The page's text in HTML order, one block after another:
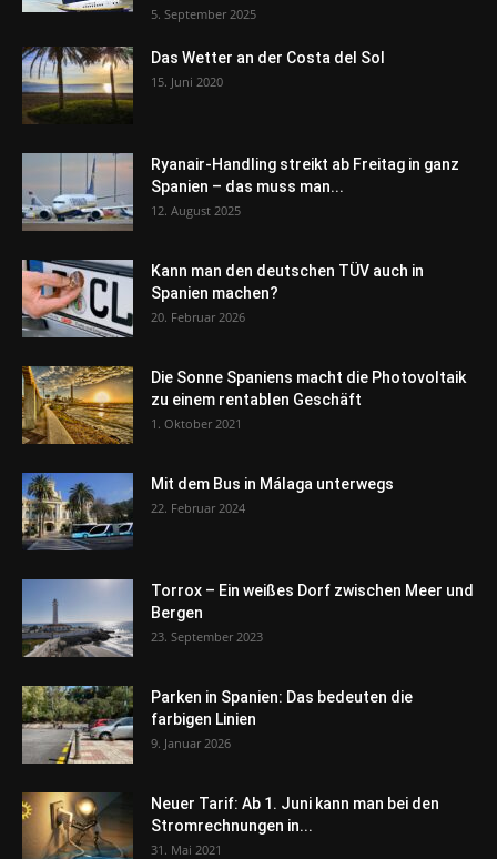
5. September 2025
Das Wetter an der Costa del Sol
15. Juni 2020
Ryanair-Handling streikt ab Freitag in ganz
Spanien – das muss man...
12. August 2025
Kann man den deutschen TÜV auch in
Spanien machen?
20. Februar 2026
Die Sonne Spaniens macht die Photovoltaik
zu einem rentablen Geschäft
1. Oktober 2021
Mit dem Bus in Málaga unterwegs
22. Februar 2024
Torrox – Ein weißes Dorf zwischen Meer und
Bergen
23. September 2023
Parken in Spanien: Das bedeuten die
farbigen Linien
9. Januar 2026
Neuer Tarif: Ab 1. Juni kann man bei den
Stromrechnungen in...
31. Mai 2021